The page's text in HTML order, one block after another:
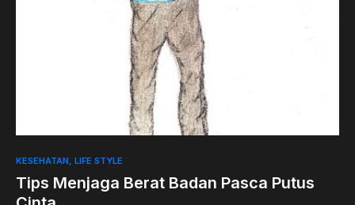
KESEHATAN LIFE STYLE
Tips Menjaga Berat Badan Pasca Putus